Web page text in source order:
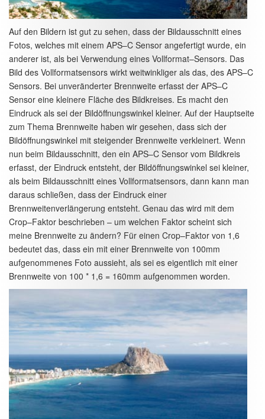
Auf den Bildern ist gut zu sehen, dass der Bildausschnitt eines
Fotos, welches mit einem APS–C Sensor angefertigt wurde, ein
anderer ist, als bei Verwendung eines Vollformat–Sensors. Das
Bild des Vollformatsensors wirkt weitwinkliger als das, des APS–C
Sensors. Bei unveränderter Brennweite erfasst der APS–C
Sensor eine kleinere Fläche des Bildkreises. Es macht den
Eindruck als sei der Bildöffnungswinkel kleiner. Auf der Hauptseite
zum Thema Brennweite haben wir gesehen, dass sich der
Bildöffnungswinkel mit steigender Brennweite verkleinert. Wenn
nun beim Bildausschnitt, den ein APS–C Sensor vom Bildkreis
erfasst, der Eindruck entsteht, der Bildöffnungswinkel sei kleiner,
als beim Bildausschnitt eines Vollformatsensors, dann kann man
daraus schließen, dass der Eindruck einer
Brennweitenverlängerung entsteht. Genau das wird mit dem
Crop–Faktor beschrieben – um welchen Faktor scheint sich
meine Brennweite zu ändern? Für einen Crop–Faktor von 1,6
bedeutet das, dass ein mit einer Brennweite von 100mm
aufgenommenes Foto aussieht, als sei es eigentlich mit einer
Brennweite von 100 * 1,6 = 160mm aufgenommen worden.